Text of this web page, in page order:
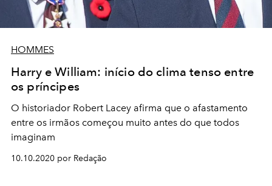
HOMMES
Harry e William: início do clima tenso entre
os príncipes
O historiador Robert Lacey afirma que o afastamento
entre os irmãos começou muito antes do que todos
imaginam
10.10.2020 por Redação